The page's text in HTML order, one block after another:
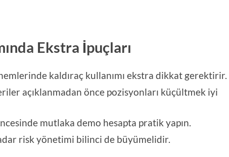
Ekstra İpuçları
kaldıraç kullanımı ekstra dikkat gerektirir.
açıklanmadan önce pozisyonları küçültmek iyi
mutlaka demo hesapta pratik yapın.
risk yönetimi bilinci de büyümelidir.